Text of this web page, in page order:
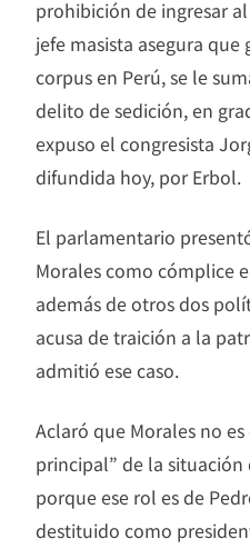
prohibición de ingresar
jefe masista asegura
corpus en Perú, se le
delito de sedición, en
expuso el congresista
difundida hoy, por Erbol.
El parlamentario
Morales como cómplice
además de otros dos
acusa de traición a la
admitió ese caso.
Aclaró que Morales no
principal” de la situación
porque ese rol es de
destituido como